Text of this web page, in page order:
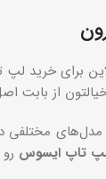
برای خرید
خیالتون از
مدل‌های مختلفی
تاپ ایسوس